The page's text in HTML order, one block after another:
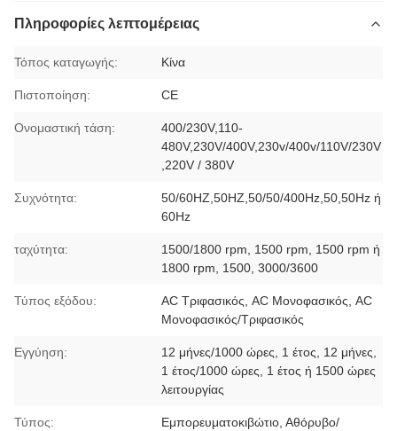
Πληροφορίες λεπτομέρειας
Τόπος καταγωγής: Κίνα
Πιστοποίηση: CE
Ονομαστική τάση:
400/230V,110-
480V,230V/400V,230v/400v/110V/230V
,220V / 380V
Συχνότητα:
50/60HZ,50HZ,50/50/400Hz,50,50Hz ή
60Hz
ταχύτητα:
1500/1800 rpm, 1500 rpm, 1500 rpm ή
1800 rpm, 1500, 3000/3600
Τύπος εξόδου:
AC Τριφασικός, AC Μονοφασικός, AC
Μονοφασικός/Τριφασικός
Εγγύηση:
12 μήνες/1000 ώρες, 1 έτος, 12 μήνες,
1 έτος/1000 ώρες, 1 έτος ή 1500 ώρες
λειτουργίας
Τύπος:
Εμπορευματοκιβώτιο, Αθόρυβο/